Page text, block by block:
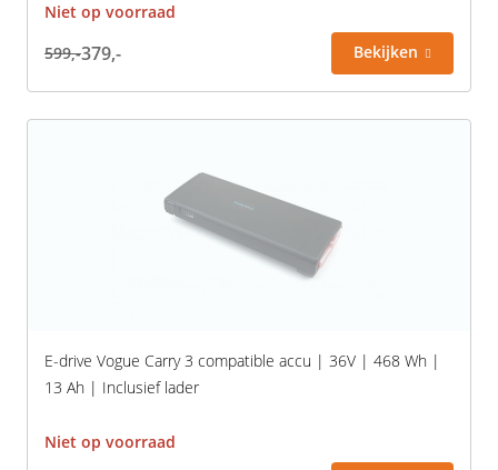
Niet op voorraad
599,-379,- Bekijken
E-drive Vogue Carry 3 compatible accu | 36V | 468 Wh |
13 Ah | Inclusief lader
Niet op voorraad